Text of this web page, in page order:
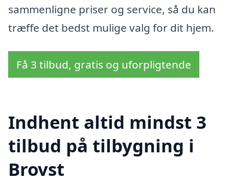
sammenligne priser og service, så du kan
træffe det bedst mulige valg for dit hjem.
Få 3 tilbud, gratis og uforpligtende
Indhent altid mindst 3
tilbud på tilbygning i
Brovst